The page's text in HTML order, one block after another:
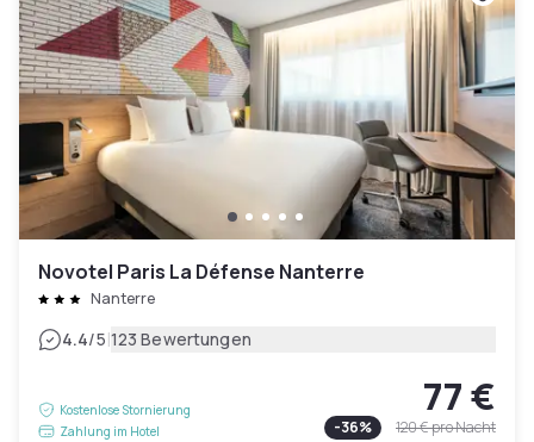
Novotel Paris La Défense Nanterre
Nanterre
4.4/5|123 Bewertungen
Kostenlose Stornierung
Zahlung im Hotel
77 €
-36% 120 €pro Nacht